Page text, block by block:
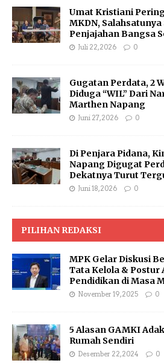
Umat Kristiani
MKDN,
Penjajahan Bangsa
Juli 22, 2026 0
Gugatan Perdata, 2
Diduga “WIL” Dari
Marthen Napang
Juni 27, 2026 0
Di Penjara Pidana,
Napang Digugat
Dekatnya Turut
Juni 18, 2026 0
PILIHAN REDAKSI
MPK Gelar Diskusi
Tata Kelola & Postur
Pendidikan di Masa
November 19, 2025 0
5 Alasan GAMKI
Rumah Sendiri
Desember 22, 2024 0